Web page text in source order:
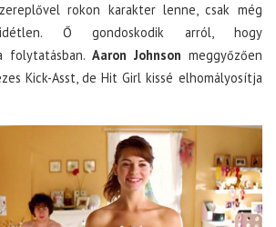
rokon karakter lenne, csak még
idétlen. Ő gondoskodik arról, hogy
folytatásban. Aaron Johnson meggyőzően
Kick-Asst, de Hit Girl kissé elhomályosítja